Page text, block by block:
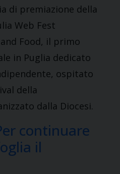
di premiazione della
Web Fest
Food, il primo
in Puglia dedicato
ospitato
della
dalla Diocesi.
continuare
il